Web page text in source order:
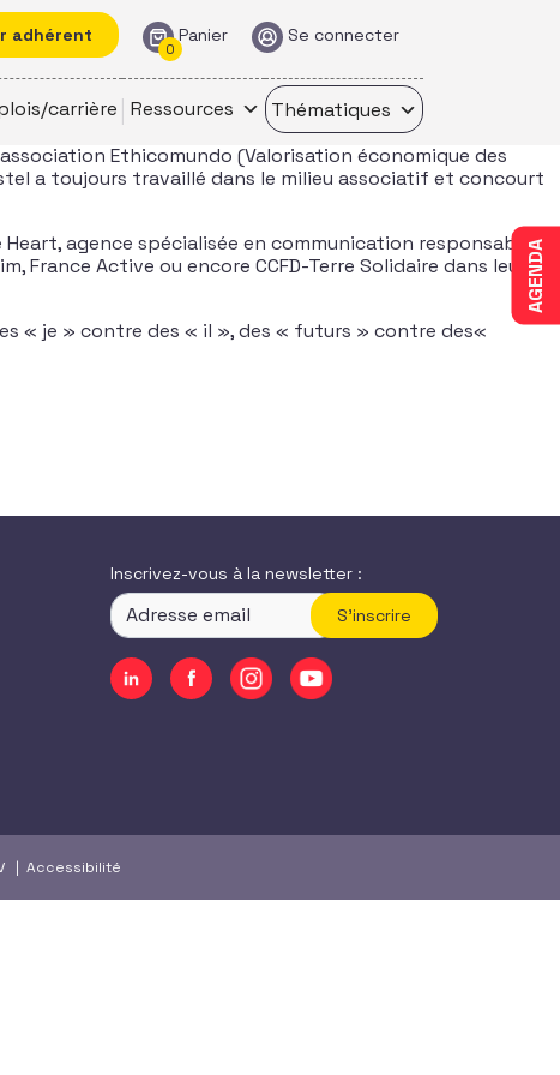
adhérent Panier
0
Se connecter
carrière Ressources Thématiques
AGENDA
Ethicomundo (Valorisation économique des
a toujours travaillé dans le milieu associatif et concourt
agence spécialisée en communication responsable et
France Active ou encore CCFD-Terre Solidaire dans leurs
« je » contre des « il », des « futurs » contre des«
Inscrivez-vous à la newsletter :
S'inscrire
| Accessibilité